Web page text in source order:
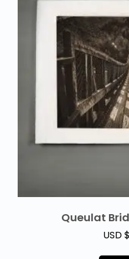
Queulat
USD $